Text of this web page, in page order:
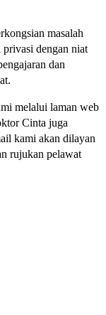
masalah
privasi dengan niat
dan
melalui laman web
Cinta juga
kami akan dilayan
rujukan pelawat